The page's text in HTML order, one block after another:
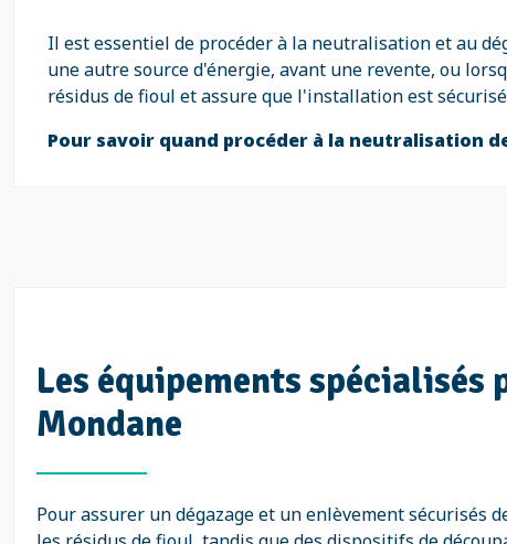
Il est essentiel de procéder à la neutralisation et au
une autre source d'énergie, avant une revente, ou
résidus de fioul et assure que l'installation est
Pour savoir quand procéder à la neutralisation
Les équipements spécialisés
Mondane
Pour assurer un dégazage et un enlèvement sécurisés